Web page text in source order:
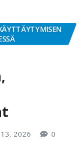
2026 0